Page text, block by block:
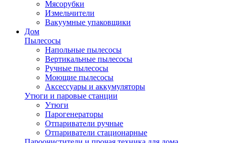
Мясорубки
Измельчители
Вакуумные упаковщики
Дом
Пылесосы
Напольные пылесосы
Вертикальные пылесосы
Ручные пылесосы
Моющие пылесосы
Аксессуары и аккумуляторы
Утюги и паровые станции
Утюги
Парогенераторы
Отпариватели ручные
Отпариватели стационарные